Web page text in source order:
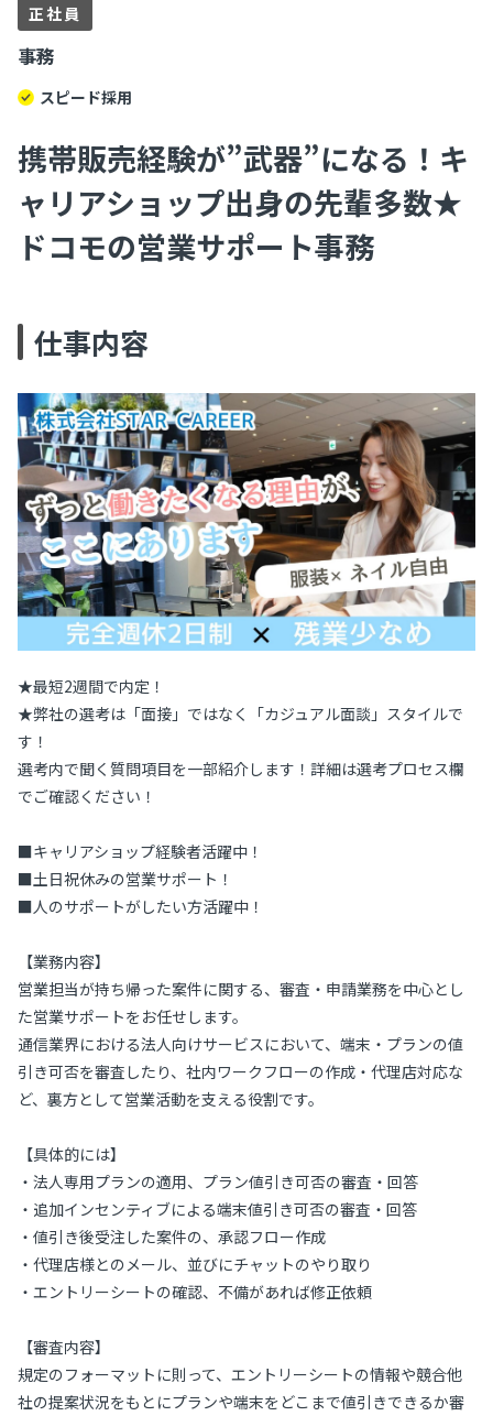
正社員
事務
スピード採用
携帯販売経験が”武器”になる！キ
ャリアショップ出身の先輩多数★
ドコモの営業サポート事務
仕事内容
★最短2週間で内定！
★弊社の選考は「面接」ではなく「カジュアル面談」スタイルで
す！
選考内で聞く質問項目を一部紹介します！詳細は選考プロセス欄
でご確認ください！
■キャリアショップ経験者活躍中！
■土日祝休みの営業サポート！
■人のサポートがしたい方活躍中！
【業務内容】
営業担当が持ち帰った案件に関する、審査・申請業務を中心とし
た営業サポートをお任せします。
通信業界における法人向けサービスにおいて、端末・プランの値
引き可否を審査したり、社内ワークフローの作成・代理店対応な
ど、裏方として営業活動を支える役割です。
【具体的には】
・法人専用プランの適用、プラン値引き可否の審査・回答
・追加インセンティブによる端末値引き可否の審査・回答
・値引き後受注した案件の、承認フロー作成
・代理店様とのメール、並びにチャットのやり取り
・エントリーシートの確認、不備があれば修正依頼
【審査内容】
規定のフォーマットに則って、エントリーシートの情報や競合他
社の提案状況をもとにプランや端末をどこまで値引きできるか審